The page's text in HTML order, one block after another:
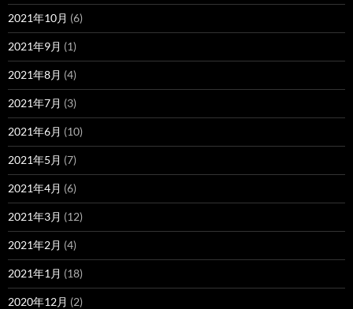
2021年10月 (6)
2021年9月 (1)
2021年8月 (4)
2021年7月 (3)
2021年6月 (10)
2021年5月 (7)
2021年4月 (6)
2021年3月 (12)
2021年2月 (4)
2021年1月 (18)
2020年12月 (2)